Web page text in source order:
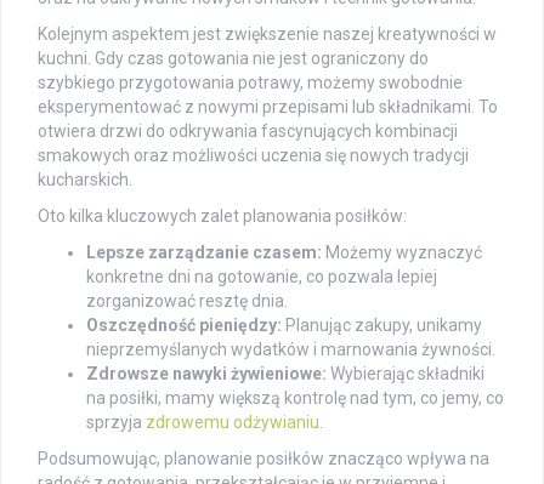
Kolejnym aspektem jest zwiększenie naszej kreatywności w
kuchni. Gdy czas gotowania nie jest ograniczony do
szybkiego przygotowania potrawy, możemy swobodnie
eksperymentować z nowymi przepisami lub składnikami. To
otwiera drzwi do odkrywania fascynujących kombinacji
smakowych oraz możliwości uczenia się nowych tradycji
kucharskich.
Oto kilka kluczowych zalet planowania posiłków:
Lepsze zarządzanie czasem: Możemy wyznaczyć
konkretne dni na gotowanie, co pozwala lepiej
zorganizować resztę dnia.
Oszczędność pieniędzy: Planując zakupy, unikamy
nieprzemyślanych wydatków i marnowania żywności.
Zdrowsze nawyki żywieniowe: Wybierając składniki
na posiłki, mamy większą kontrolę nad tym, co jemy, co
sprzyja zdrowemu odżywianiu
Podsumowując, planowanie posiłków znacząco wpływa na